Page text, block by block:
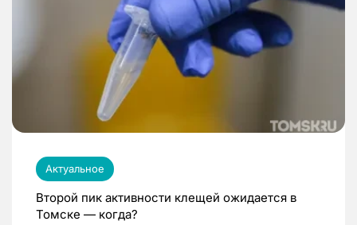
Актуальное
Второй пик активности клещей ожидается в
Томске — когда?